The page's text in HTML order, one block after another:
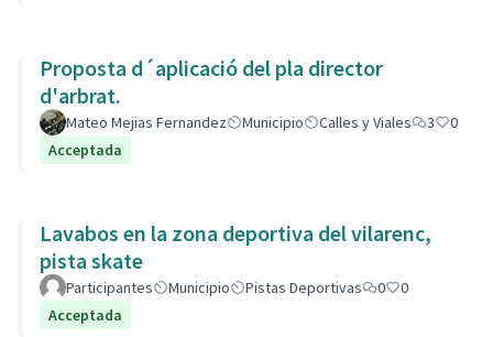
Proposta d´aplicació del pla director
d'arbrat.
Mateo Mejias Fernandez Municipio Calles y Viales 3
0
Acceptada
Lavabos en la zona deportiva del vilarenc,
pista skate
Participantes Municipio Pistas Deportivas 0
0
Acceptada